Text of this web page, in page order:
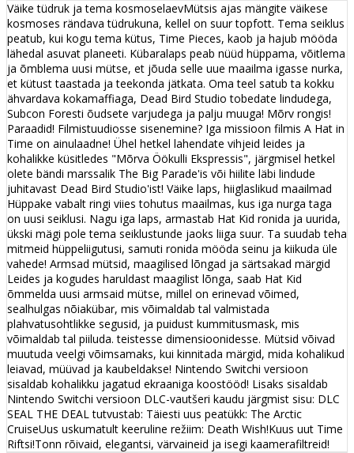
Väike tüdruk ja tema kosmoselaevMütsis ajas mängite väikese
kosmoses rändava tüdrukuna, kellel on suur topfott. Tema seiklus
peatub, kui kogu tema kütus, Time Pieces, kaob ja hajub mööda
lähedal asuvat planeeti. Kübaralaps peab nüüd hüppama, võitlema
ja õmblema uusi mütse, et jõuda selle uue maailma igasse nurka,
et kütust taastada ja teekonda jätkata. Oma teel satub ta kokku
ähvardava kokamaffiaga, Dead Bird Studio tobedate lindudega,
Subcon Foresti õudsete varjudega ja palju muuga! Mõrv rongis!
Paraadid! Filmistuudiosse sisenemine? Iga missioon filmis A Hat in
Time on ainulaadne! Ühel hetkel lahendate vihjeid leides ja
kohalikke küsitledes "Mõrva Öökulli Ekspressis", järgmisel hetkel
olete bändi marssalik The Big Parade'is või hiilite läbi lindude
juhitavast Dead Bird Studio'ist! Väike laps, hiiglaslikud maailmad
Hüppake vabalt ringi viies tohutus maailmas, kus iga nurga taga
on uusi seiklusi. Nagu iga laps, armastab Hat Kid ronida ja uurida,
ükski mägi pole tema seiklustunde jaoks liiga suur. Ta suudab teha
mitmeid hüppeliigutusi, samuti ronida mööda seinu ja kiikuda üle
vahede! Armsad mütsid, maagilised lõngad ja särtsakad märgid
Leides ja kogudes haruldast maagilist lõnga, saab Hat Kid
õmmelda uusi armsaid mütse, millel on erinevad võimed,
sealhulgas nõiakübar, mis võimaldab tal valmistada
plahvatusohtlikke segusid, ja puidust kummitusmask, mis
võimaldab tal piiluda. teistesse dimensioonidesse. Mütsid võivad
muutuda veelgi võimsamaks, kui kinnitada märgid, mida kohalikud
leiavad, müüvad ja kaubeldakse! Nintendo Switchi versioon
sisaldab kohalikku jagatud ekraaniga koostööd! Lisaks sisaldab
Nintendo Switchi versioon DLC-vautšeri kaudu järgmist sisu: DLC
SEAL THE DEAL tutvustab: Täiesti uus peatükk: The Arctic
CruiseUus uskumatult keeruline režiim: Death Wish!Kuus uut Time
Riftsi!Tonn rõivaid, elegantsi, värvaineid ja isegi kaamerafiltreid!